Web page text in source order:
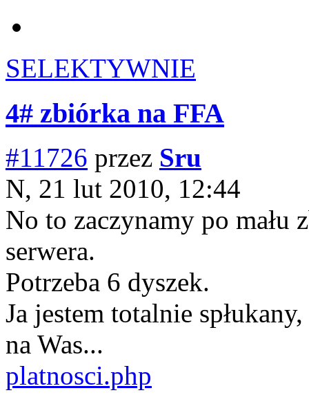
SELEKTYWNIE
4# zbiórka na FFA
#11726 przez Sru
N, 21 lut 2010, 12:44
No to zaczynamy po mału
serwera.
Potrzeba 6 dyszek.
Ja jestem totalnie
na Was...
platnosci.php